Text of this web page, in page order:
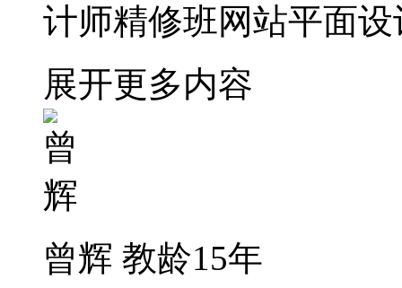
计师精修班网站平面设
展开更多内容
曾辉 教龄15年